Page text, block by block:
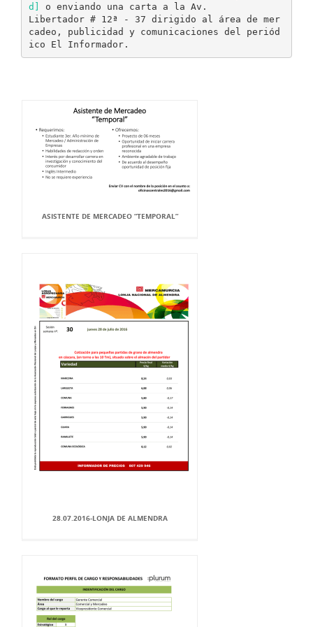
d]
o enviando una carta a la Av.
Libertador # 12ª - 37 dirigido al área de mer
cadeo, publicidad y comunicaciones del periód
ASISTENTE DE MERCADEO “TEMPORAL”
28.07.2016-LONJA DE ALMENDRA